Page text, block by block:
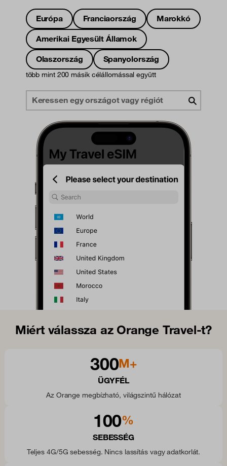
Európa Franciaország
Marokkó
Amerikai Egyesült Államok
Olaszország
Spanyolország
több mint 200 másik célállomással együtt
Miért válassza az Orange Travel-t?
300M+
ÜGYFÉL
Az Orange megbízható, világszintű hálózat
100%
SEBESSÉG
Teljes 4G/5G sebesség. Nincs lassítás vagy adatkorlát.